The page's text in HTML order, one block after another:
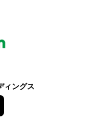
ィングス